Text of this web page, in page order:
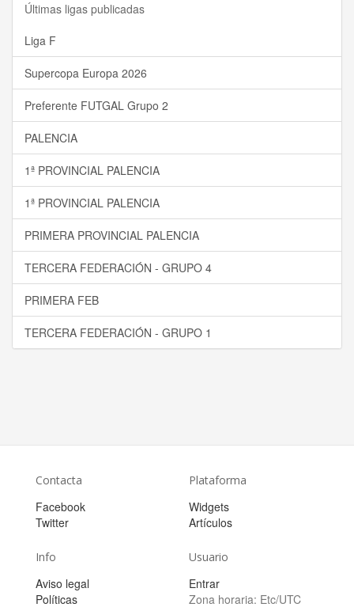
Últimas ligas publicadas
Liga F
Supercopa Europa 2026
Preferente FUTGAL Grupo 2
PALENCIA
1ª PROVINCIAL PALENCIA
1ª PROVINCIAL PALENCIA
PRIMERA PROVINCIAL PALENCIA
TERCERA FEDERACIÓN - GRUPO 4
PRIMERA FEB
TERCERA FEDERACIÓN - GRUPO 1
Contacta
Facebook
Twitter
Plataforma
Widgets
Artículos
Info
Aviso legal
Políticas
Usuario
Entrar
Zona horaria: Etc/UTC